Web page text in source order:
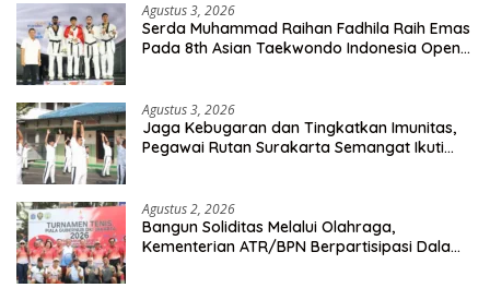
Agustus 3, 2026
Serda Muhammad Raihan Fadhila Raih Emas
Pada 8th Asian Taekwondo Indonesia Open
Agustus 3, 2026
Jaga Kebugaran dan Tingkatkan Imunitas,
Pegawai Rutan Surakarta Semangat Ikuti
Agustus 2, 2026
Bangun Soliditas Melalui Olahraga,
Kementerian ATR/BPN Berpartisipasi Dalam